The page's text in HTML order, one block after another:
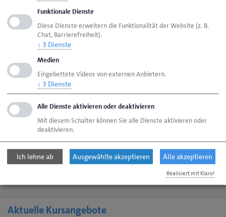
und Handwerkskammer ergeben. Grundsätzlich abgelehnt
wird eine Umgestaltung, die den Verkehr berücksichtigt,
jedoch nicht.
Langer Winter und Energiepreisschock bremsen
Handwerk
Lübeck/Flensburg, 9. April 2026 – Langer Winter und
steigende Energiepreise bremsen das
schleswig‑holsteinische Handwerk deutlich aus. Die aktuelle
Konjunkturumfrage zeigt rückläufige Umsätze und
Aufträge. Die Handwerkskammer Schleswig-Holstein
fordert schnelle Entlastungen für die Betriebe.
Aktuelle Kursangebote
Funktionale Dienste
Diese Dienste erweitern die Funktionalität der Website (z. B.
Chat, Barrierefreiheit).
↓ 3 Dienste
Medien
Eingebettete Videos von externen Anbietern.
↓ 3 Dienste
Alle Dienste aktivieren oder deaktivieren
Mit diesem Schalter können Sie alle Dienste aktivieren oder
deaktivieren.
Ich lehne ab Ausgewählte akzeptieren Alle akzeptieren
Realisiert mit Klaro!